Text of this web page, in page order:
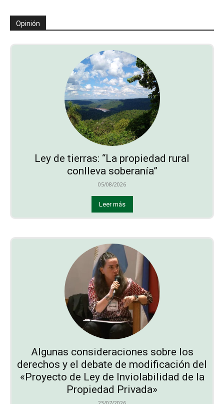
Opinión
Ley de tierras: “La propiedad rural
conlleva soberanía”
05/08/2026
Leer más
Algunas consideraciones sobre los
derechos y el debate de modificación del
«Proyecto de Ley de Inviolabilidad de la
Propiedad Privada»